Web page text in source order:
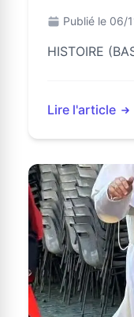
Publié le 06/
HISTOIRE
Lire l'article